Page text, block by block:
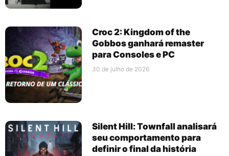
Croc 2: Kingdom of the
Gobbos ganhará remaster
para Consoles e PC
30 de julho de 2026
Silent Hill: Townfall analisará
seu comportamento para
definir o final da história